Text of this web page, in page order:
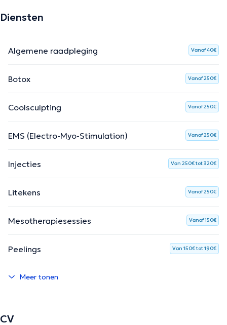
Diensten
Algemene raadpleging Vanaf 40€
Botox Vanaf 250€
Coolsculpting Vanaf 250€
EMS (Electro-Myo-Stimulation) Vanaf 250€
Injecties Van 250€ tot 320€
Litekens Vanaf 250€
Mesotherapiesessies Vanaf 150€
Peelings Van 150€ tot 190€
Meer tonen
CV